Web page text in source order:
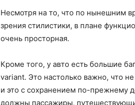
Несмотря на то, что по нынешним
зрения стилистики, в плане
очень просторная.
Кроме того, у авто есть большие
variant. Это настолько важно, что
и это с сохранением по-прежнему
должны пассажиры,